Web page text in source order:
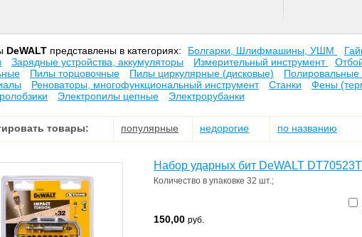
DeWALT представлены в категориях: Болгарки, Шлифмашины, УШМ
Зарядные устройства, аккумуляторы Измерительный инструмент
Пилы торцовочные Пилы циркулярные (дисковые)
Реноваторы, многофункциональный инструмент Станки Фены
Электропилы цепные Электрорубанки
товары: популярные недорогие по названию
Набор ударных бит DeWALT
Количество в упаковке 32 шт.;
150,00 руб.